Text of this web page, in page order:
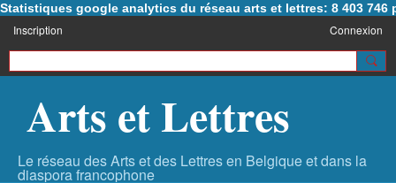
Statistiques google analytics du réseau arts et lettres: 8 403 746
Inscription Connexion
Arts et Lettres